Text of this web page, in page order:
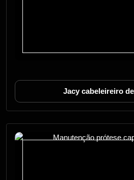
Jacy cabeleireiro